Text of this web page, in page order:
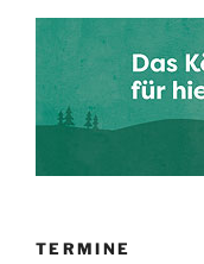
TERMINE